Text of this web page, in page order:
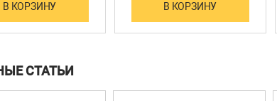
В КОРЗИНУ В КОРЗИНУ
СТАТЬИ